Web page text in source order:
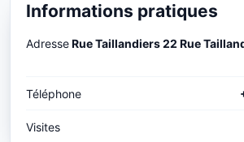
Informations pratiques
AdresseRue Taillandiers 22 Rue
Téléphone
Visites